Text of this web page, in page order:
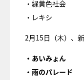
・緑黄色社会
・レキシ
2月15日（木）、
・あいみょん
・雨のパレード